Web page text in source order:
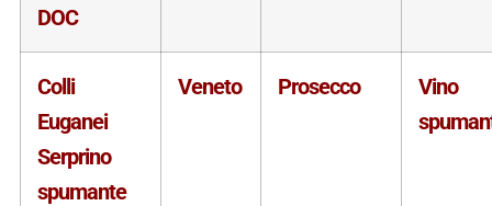
DOC
Colli
Euganei
Serprino
spumante
Veneto Prosecco
Vino